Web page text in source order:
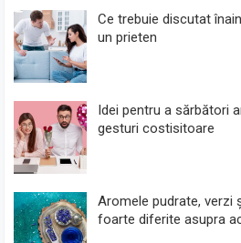
Ce trebuie discutat
un prieten
Idei pentru a sărbători
gesturi costisitoare
Aromele pudrate, verzi
foarte diferite asupra